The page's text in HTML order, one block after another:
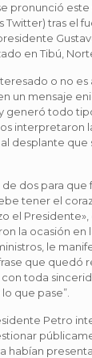
pronunció
Twitter) tras el
en Tibú,
o no es
un mensaje
generó todo
interpretaron
desplante que
dos para que
tener el
el Presidente»,
la ocasión en
le
que quedó
toda
que pase”.
Petro
habían